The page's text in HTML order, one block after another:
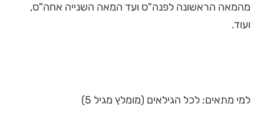
מהמאה הראשונה לפנה"ס ועד המאה השנייה אחה"ס,
ועוד.
למי מתאים: לכל הגילאים (מומלץ מגיל 5)